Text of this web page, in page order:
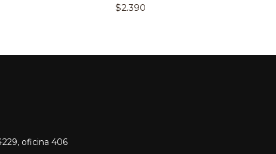
$2.390
oficina 406